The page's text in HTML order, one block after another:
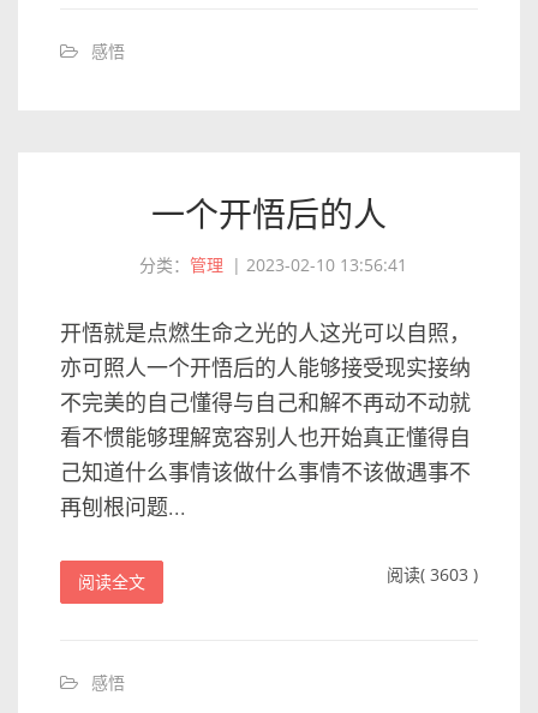
感悟
一个开悟后的人
分类： 管理 | 2023-02-10 13:56:41
开悟就是点燃生命之光的人这光可以自照，
亦可照人一个开悟后的人能够接受现实接纳
不完美的自己懂得与自己和解不再动不动就
看不惯能够理解宽容别人也开始真正懂得自
己知道什么事情该做什么事情不该做遇事不
再刨根问题...
阅读全文 阅读( 3603 )
感悟